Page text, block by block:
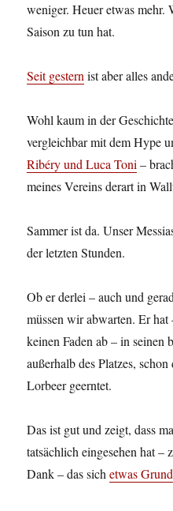
weniger. Heuer etwas mehr.
Saison zu tun hat.
Seit gesternist aber alles
Wohl kaum in der
vergleichbar mit dem Hype
Ribéry und Luca Toni–
meines Vereins derart in
Sammer ist da. Unser
der letzten Stunden.
Ob er derlei – auch und
müssen wir abwarten. Er
keinen Faden ab – in seinen
außerhalb des Platzes,
Lorbeer geerntet.
Das ist gut und zeigt, dass
tatsächlich eingesehen hat –
Dank – das sichetwas